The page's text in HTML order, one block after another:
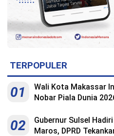
TERPOPULER
01
Wali Kota Makassar
Nobar Piala Dunia
02
Gubernur Sulsel
Maros, DPRD